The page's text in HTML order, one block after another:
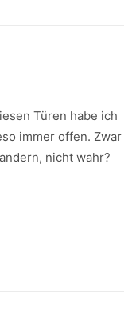
Türen habe ich
immer offen. Zwar
nicht wahr?